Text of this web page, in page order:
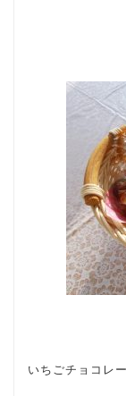
いちごチョコレ